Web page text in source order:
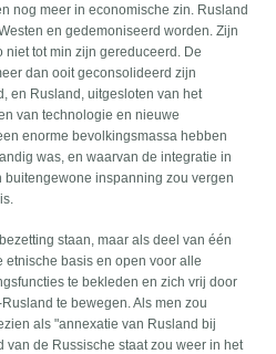
nog meer in economische zin. Rusland
en gedemoniseerd worden. Zijn
tot min zijn gereduceerd. De
dan ooit geconsolideerd zijn
en Rusland, uitgesloten van het
van technologie en nieuwe
enorme bevolkingsmassa hebben
was, en waarvan de integratie in
inspanning zou vergen
staan, maar als deel van één
basis en open voor alle
te bekleden en zich vrij door
te bewegen. Als men zou
als "annexatie van Rusland bij
van de Russische staat zou weer in het